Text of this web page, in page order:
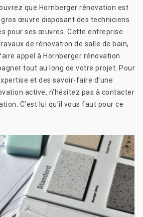
que Hornberger rénovation est
œuvre disposant des techniciens
pour ses œuvres. Cette entreprise
de rénovation de salle de bain,
appel à Hornberger rénovation
tout au long de votre projet. Pour
et des savoir-faire d’une
active, n’hésitez pas à contacter
C’est lui qu’il vous faut pour ce